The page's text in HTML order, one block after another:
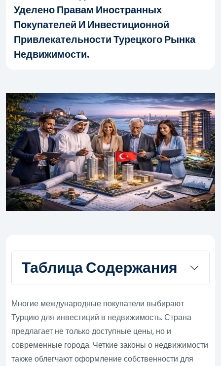
Уделено Правам Иностранных
Покупателей И Инвестиционной
Привлекательности Турецкого Рынка
Недвижимости.
Таблица Содержания
Многие международные покупатели выбирают
Турцию для инвестиций в недвижимость. Страна
предлагает не только доступные цены, но и
современные города. Четкие законы о недвижимости
также облегчают оформление собственности для